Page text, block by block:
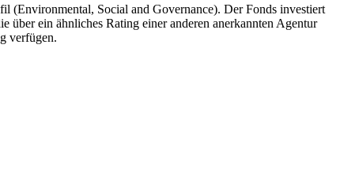
(Environmental, Social and Governance). Der Fonds investiert
ein ähnliches Rating einer anderen anerkannten Agentur
verfügen.